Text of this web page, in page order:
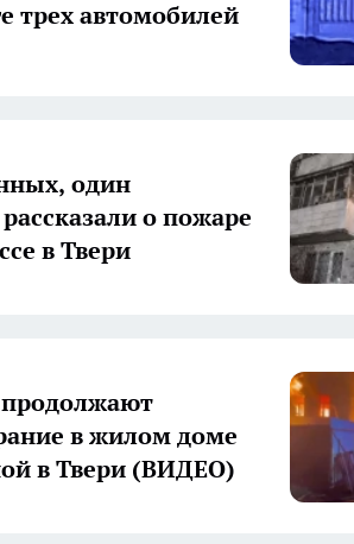
трех автомобилей
один
о пожаре
в Твери
в жилом доме
в Твери (ВИДЕО)